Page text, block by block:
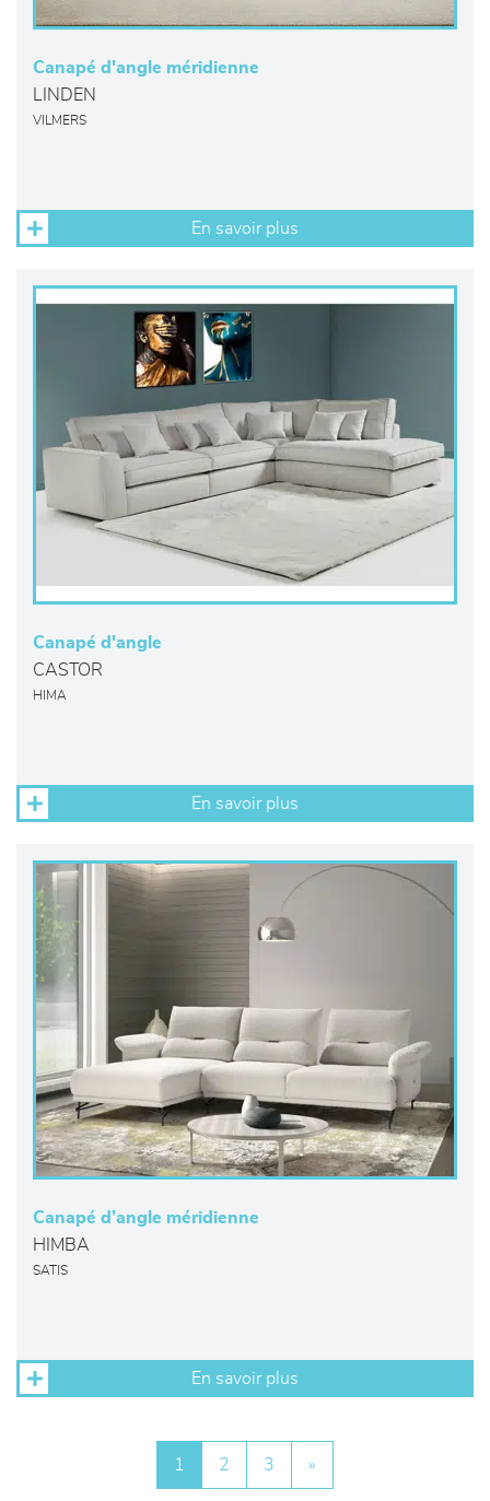
Canapé d'angle méridienne
LINDEN
VILMERS
En savoir plus
Canapé d'angle
CASTOR
HIMA
En savoir plus
Canapé d’angle méridienne
HIMBA
SATIS
En savoir plus
1 2 3 »